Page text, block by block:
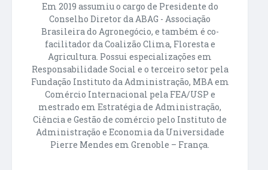
Em 2019 assumiu o cargo de Presidente do
Conselho Diretor da ABAG - Associação
Brasileira do Agronegócio, e também é co-
facilitador da Coalizão Clima, Floresta e
Agricultura. Possui especializações em
Responsabilidade Social e o terceiro setor pela
Fundação Instituto da Administração, MBA em
Comércio Internacional pela FEA/USP e
mestrado em Estratégia de Administração,
Ciência e Gestão de comércio pelo Instituto de
Administração e Economia da Universidade
Pierre Mendes em Grenoble – França.